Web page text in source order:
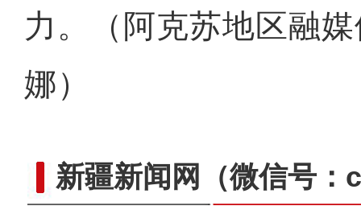
力。（阿克苏地区融
娜）
新疆新闻网 （微信号